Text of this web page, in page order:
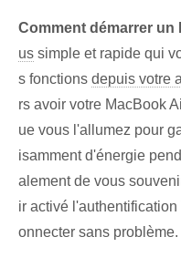
Comment démarrer un
us simple et rapide qui
s fonctions depuis votre
rs avoir votre MacBook
ue vous l'allumez pour
isamment d'énergie
alement de vous
ir activé
onnecter sans problème.